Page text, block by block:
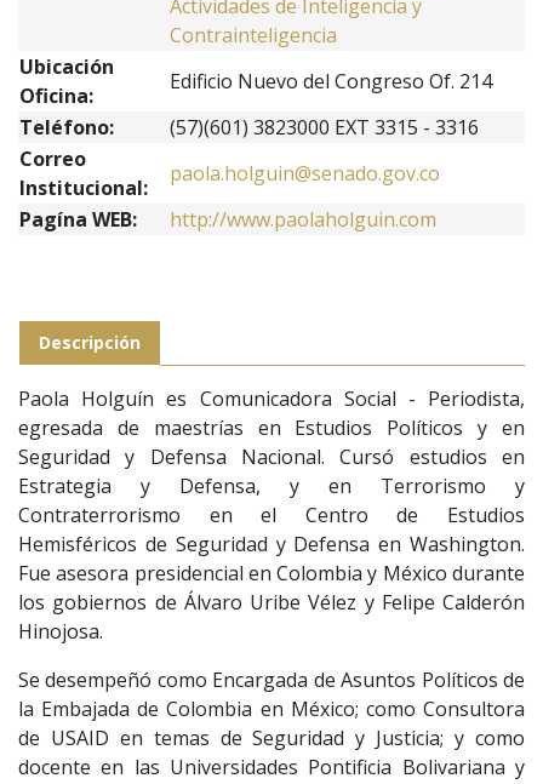
Actividades de Inteligencia y
Contrainteligencia
Ubicación
Oficina:
Edificio Nuevo del Congreso Of. 214
Teléfono:
(57)(601) 3823000 EXT 3315 - 3316
Correo
Institucional:
paola.holguin@senado.gov.co
Pagína WEB:
http://www.paolaholguin.com
Descripción
Paola Holguín es Comunicadora Social - Periodista,
egresada de maestrías en Estudios Políticos y en
Seguridad y Defensa Nacional. Cursó estudios en
Estrategia y Defensa, y en Terrorismo y
Contraterrorismo en el Centro de Estudios
Hemisféricos de Seguridad y Defensa en Washington.
Fue asesora presidencial en Colombia y México durante
los gobiernos de Álvaro Uribe Vélez y Felipe Calderón
Hinojosa.
Se desempeñó como Encargada de Asuntos Políticos de
la Embajada de Colombia en México; como Consultora
de USAID en temas de Seguridad y Justicia; y como
docente en las Universidades Pontificia Bolivariana y